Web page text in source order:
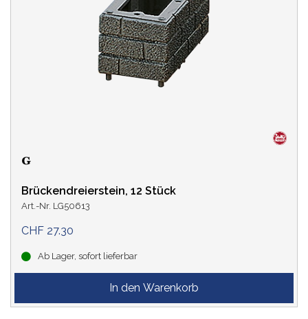
Brückendreierstein, 12 Stück
Art.-Nr. LG50613
CHF 27.30
Ab Lager, sofort lieferbar